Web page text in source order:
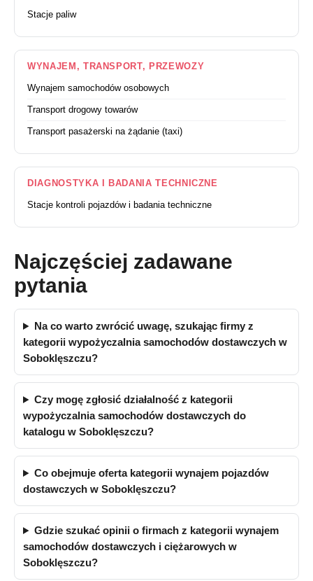
Stacje paliw
WYNAJEM, TRANSPORT, PRZEWOZY
Wynajem samochodów osobowych
Transport drogowy towarów
Transport pasażerski na żądanie (taxi)
DIAGNOSTYKA I BADANIA TECHNICZNE
Stacje kontroli pojazdów i badania techniczne
Najczęściej zadawane
pytania
Na co warto zwrócić uwagę, szukając firmy z
kategorii wypożyczalnia samochodów dostawczych w
Soboklęszczu?
Czy mogę zgłosić działalność z kategorii
wypożyczalnia samochodów dostawczych do
katalogu w Soboklęszczu?
Co obejmuje oferta kategorii wynajem pojazdów
dostawczych w Soboklęszczu?
Gdzie szukać opinii o firmach z kategorii wynajem
samochodów dostawczych i ciężarowych w
Soboklęszczu?